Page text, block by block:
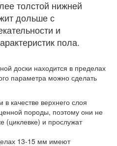
толстой нижней
дольше с
и
пола.
доски находится в пределах
параметра можно сделать
в качестве верхнего слоя
породы, поэтому они не
(циклевке) и прослужат
13-15 мм имеют